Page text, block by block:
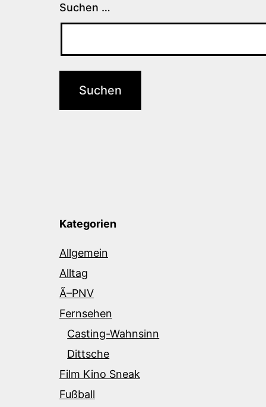
Suchen …
Kategorien
Allgemein
Alltag
Ã–PNV
Fernsehen
Casting-Wahnsinn
Dittsche
Film Kino Sneak
Fußball